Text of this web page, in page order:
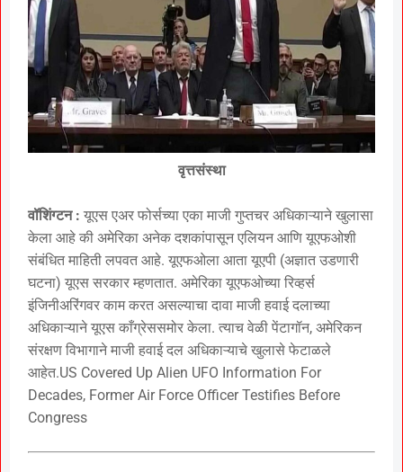
वृत्तसंस्था
वॉशिंग्टन : यूएस एअर फोर्सच्या एका माजी गुप्तचर अधिकाऱ्याने खुलासा
केला आहे की अमेरिका अनेक दशकांपासून एलियन आणि यूएफओशी
संबंधित माहिती लपवत आहे. यूएफओला आता यूएपी (अज्ञात उडणारी
घटना) यूएस सरकार म्हणतात. अमेरिका यूएफओच्या रिव्हर्स
इंजिनीअरिंगवर काम करत असल्याचा दावा माजी हवाई दलाच्या
अधिकाऱ्याने यूएस काँग्रेससमोर केला. त्याच वेळी पेंटागॉन, अमेरिकन
संरक्षण विभागाने माजी हवाई दल अधिकाऱ्याचे खुलासे फेटाळले
आहेत.US Covered Up Alien UFO Information For
Decades, Former Air Force Officer Testifies Before
Congress